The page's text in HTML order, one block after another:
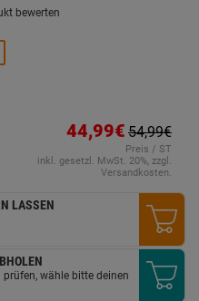
bewerten
44,99€ 54,99€
Preis / ST
inkl. gesetzl. MwSt. 20%, zzgl.
Versandkosten.
LASSEN
wähle bitte deinen